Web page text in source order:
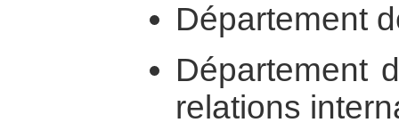
Département
Département
relations